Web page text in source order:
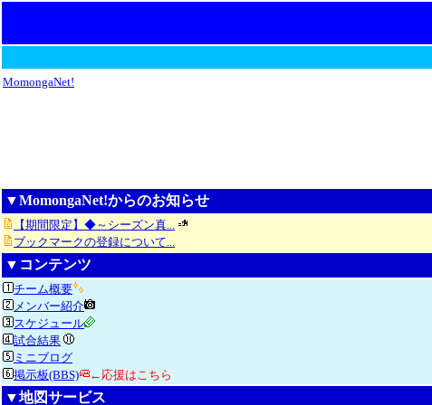
MomongaNet!
▼MomongaNet!からのお知らせ
【期間限定】◆～シーズン真...
ブックマークの登録について...
▼コンテンツ
チーム概要
メンバー紹介
スケジュール
試合結果
ミニブログ
掲示板(BBS)
←応援はこちら
▼地図サービス